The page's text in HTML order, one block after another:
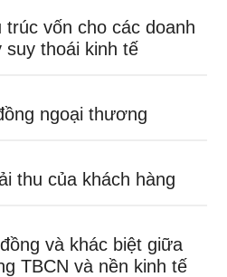
vốn cho các doanh
suy thoái kinh tế
ngoại thương
thu của khách hàng
và khác biệt giữa
TBCN và nền kinh tế